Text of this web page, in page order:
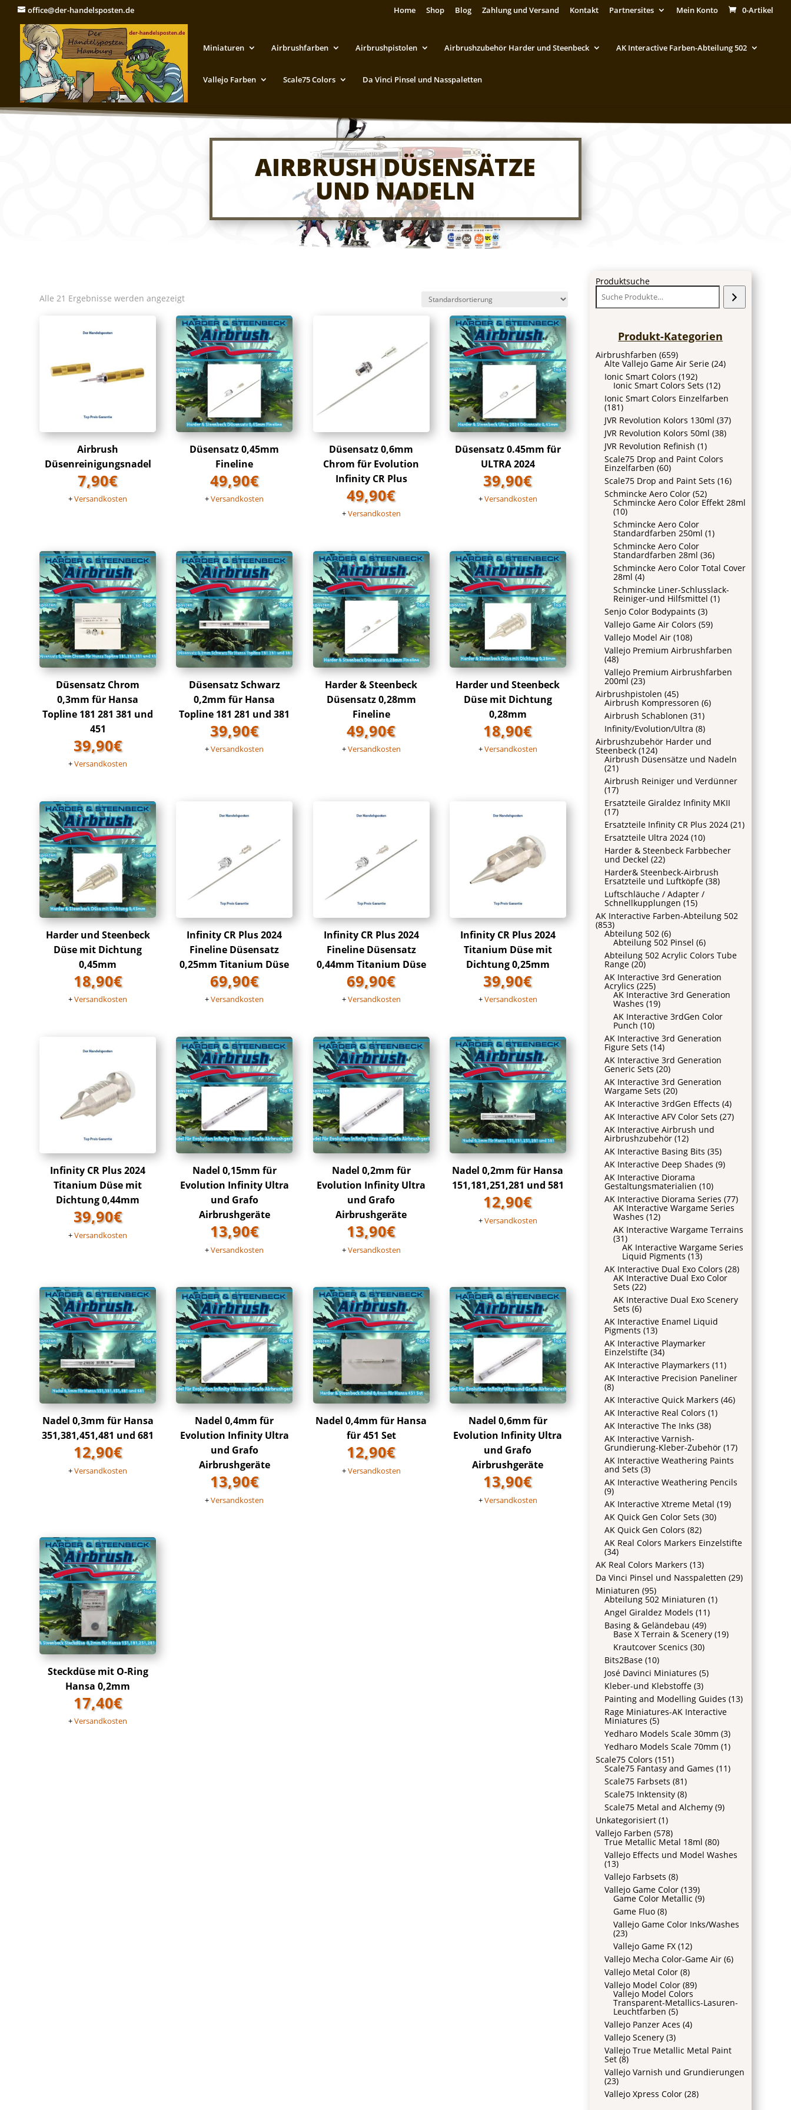
office@der-handelsposten.de Home Shop Blog Zahlung und Versand Kontakt Partnersites Mein Konto 0-Artikel
Miniaturen Airbrushfarben Airbrushpistolen Airbrushzubehör Harder und Steenbeck AK Interactive Farben-Abteilung 502
Vallejo Farben Scale75 Colors Da Vinci Pinsel und Nasspaletten
AIRBRUSH DÜSENSÄTZE
UND NADELN
Alle 21 Ergebnisse werden angezeigt
Airbrush
Düsenreinigungsnadel
7,90€
+Versandkosten
Düsensatz 0,45mm
Fineline
49,90€
+Versandkosten
Düsensatz 0,6mm
Chrom für Evolution
Infinity CR Plus
49,90€
+Versandkosten
Düsensatz 0.45mm für
ULTRA 2024
39,90€
+Versandkosten
Düsensatz Chrom
0,3mm für Hansa
Topline 181 281 381 und
451
39,90€
+Versandkosten
Düsensatz Schwarz
0,2mm für Hansa
Topline 181 281 und 381
39,90€
+Versandkosten
Harder & Steenbeck
Düsensatz 0,28mm
Fineline
49,90€
+Versandkosten
Harder und Steenbeck
Düse mit Dichtung
0,28mm
18,90€
+Versandkosten
Harder und Steenbeck
Düse mit Dichtung
0,45mm
18,90€
+Versandkosten
Infinity CR Plus 2024
Fineline Düsensatz
0,25mm Titanium Düse
69,90€
+Versandkosten
Infinity CR Plus 2024
Fineline Düsensatz
0,44mm Titanium Düse
69,90€
+Versandkosten
Infinity CR Plus 2024
Titanium Düse mit
Dichtung 0,25mm
39,90€
+Versandkosten
Infinity CR Plus 2024
Titanium Düse mit
Dichtung 0,44mm
39,90€
+Versandkosten
Nadel 0,15mm für
Evolution Infinity Ultra
und Grafo
Airbrushgeräte
13,90€
+Versandkosten
Nadel 0,2mm für
Evolution Infinity Ultra
und Grafo
Airbrushgeräte
13,90€
+Versandkosten
Nadel 0,2mm für Hansa
151,181,251,281 und 581
12,90€
+Versandkosten
Nadel 0,3mm für Hansa
351,381,451,481 und 681
12,90€
+Versandkosten
Nadel 0,4mm für
Evolution Infinity Ultra
und Grafo
Airbrushgeräte
13,90€
+Versandkosten
Nadel 0,4mm für Hansa
für 451 Set
12,90€
+Versandkosten
Nadel 0,6mm für
Evolution Infinity Ultra
und Grafo
Airbrushgeräte
13,90€
+Versandkosten
Steckdüse mit O-Ring
Hansa 0,2mm
17,40€
+Versandkosten
Produktsuche
Produkt-Kategorien
Airbrushfarben (659)
Alte Vallejo Game Air Serie (24)
Ionic Smart Colors (192)
Ionic Smart Colors Sets (12)
Ionic Smart Colors Einzelfarben
(181)
JVR Revolution Kolors 130ml (37)
JVR Revolution Kolors 50ml (38)
JVR Revolution Refinish (1)
Scale75 Drop and Paint Colors
Einzelfarben (60)
Scale75 Drop and Paint Sets (16)
Schmincke Aero Color (52)
Schmincke Aero Color Effekt 28ml
(10)
Schmincke Aero Color
Standardfarben 250ml (1)
Schmincke Aero Color
Standardfarben 28ml (36)
Schmincke Aero Color Total Cover
28ml (4)
Schmincke Liner-Schlusslack-
Reiniger-und Hilfsmittel (1)
Senjo Color Bodypaints (3)
Vallejo Game Air Colors (59)
Vallejo Model Air (108)
Vallejo Premium Airbrushfarben
(48)
Vallejo Premium Airbrushfarben
200ml (23)
Airbrushpistolen (45)
Airbrush Kompressoren (6)
Airbrush Schablonen (31)
Infinity/Evolution/Ultra (8)
Airbrushzubehör Harder und
Steenbeck (124)
Airbrush Düsensätze und Nadeln
(21)
Airbrush Reiniger und Verdünner
(17)
Ersatzteile Giraldez Infinity MKII
(17)
Ersatzteile Infinity CR Plus 2024 (21)
Ersatzteile Ultra 2024 (10)
Harder & Steenbeck Farbbecher
und Deckel (22)
Harder& Steenbeck-Airbrush
Ersatzteile und Luftköpfe (38)
Luftschläuche / Adapter /
Schnellkupplungen (15)
AK Interactive Farben-Abteilung 502
(853)
Abteilung 502 (6)
Abteilung 502 Pinsel (6)
Abteilung 502 Acrylic Colors Tube
Range (20)
AK Interactive 3rd Generation
Acrylics (225)
AK Interactive 3rd Generation
Washes (19)
AK Interactive 3rdGen Color
Punch (10)
AK Interactive 3rd Generation
Figure Sets (14)
AK Interactive 3rd Generation
Generic Sets (20)
AK Interactive 3rd Generation
Wargame Sets (20)
AK Interactive 3rdGen Effects (4)
AK Interactive AFV Color Sets (27)
AK Interactive Airbrush und
Airbrushzubehör (12)
AK Interactive Basing Bits (35)
AK Interactive Deep Shades (9)
AK Interactive Diorama
Gestaltungsmaterialien (10)
AK Interactive Diorama Series (77)
AK Interactive Wargame Series
Washes (12)
AK Interactive Wargame Terrains
(31)
AK Interactive Wargame Series
Liquid Pigments (13)
AK Interactive Dual Exo Colors (28)
AK Interactive Dual Exo Color
Sets (22)
AK Interactive Dual Exo Scenery
Sets (6)
AK Interactive Enamel Liquid
Pigments (13)
AK Interactive Playmarker
Einzelstifte (34)
AK Interactive Playmarkers (11)
AK Interactive Precision Paneliner
(8)
AK Interactive Quick Markers (46)
AK Interactive Real Colors (1)
AK Interactive The Inks (38)
AK Interactive Varnish-
Grundierung-Kleber-Zubehör (17)
AK Interactive Weathering Paints
and Sets (3)
AK Interactive Weathering Pencils
(9)
AK Interactive Xtreme Metal (19)
AK Quick Gen Color Sets (30)
AK Quick Gen Colors (82)
AK Real Colors Markers Einzelstifte
(34)
AK Real Colors Markers (13)
Da Vinci Pinsel und Nasspaletten (29)
Miniaturen (95)
Abteilung 502 Miniaturen (1)
Angel Giraldez Models (11)
Basing & Geländebau (49)
Base X Terrain & Scenery (19)
Krautcover Scenics (30)
Bits2Base (10)
José Davinci Miniatures (5)
Kleber-und Klebstoffe (3)
Painting and Modelling Guides (13)
Rage Miniatures-AK Interactive
Miniatures (5)
Yedharo Models Scale 30mm (3)
Yedharo Models Scale 70mm (1)
Scale75 Colors (151)
Scale75 Fantasy and Games (11)
Scale75 Farbsets (81)
Scale75 Inktensity (8)
Scale75 Metal and Alchemy (9)
Unkategorisiert (1)
Vallejo Farben (578)
True Metallic Metal 18ml (80)
Vallejo Effects und Model Washes
(13)
Vallejo Farbsets (8)
Vallejo Game Color (139)
Game Color Metallic (9)
Game Fluo (8)
Vallejo Game Color Inks/Washes
(23)
Vallejo Game FX (12)
Vallejo Mecha Color-Game Air (6)
Vallejo Metal Color (8)
Vallejo Model Color (89)
Vallejo Model Colors
Transparent-Metallics-Lasuren-
Leuchtfarben (5)
Vallejo Panzer Aces (4)
Vallejo Scenery (3)
Vallejo True Metallic Metal Paint
Set (8)
Vallejo Varnish und Grundierungen
(23)
Vallejo Xpress Color (28)